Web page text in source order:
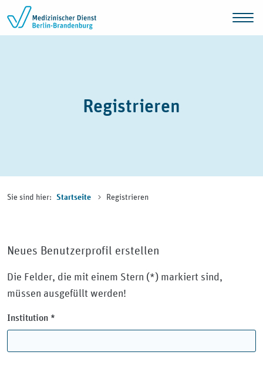
Zum Inhalt springen
Registrieren
Sie sind hier: Startseite Registrieren
Neues Benutzerprofil erstellen
Die Felder, die mit einem Stern (*) markiert sind,
müssen ausgefüllt werden!
Institution *